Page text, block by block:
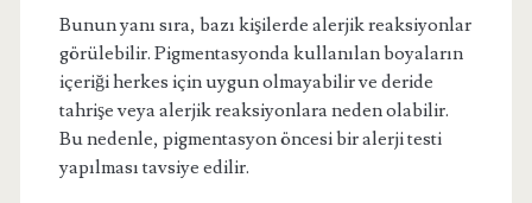
Bunun yanı sıra, bazı kişilerde alerjik reaksiyonlar
görülebilir. Pigmentasyonda kullanılan boyaların
içeriği herkes için uygun olmayabilir ve deride
tahrişe veya alerjik reaksiyonlara neden olabilir.
Bu nedenle, pigmentasyon öncesi bir alerji testi
yapılması tavsiye edilir.